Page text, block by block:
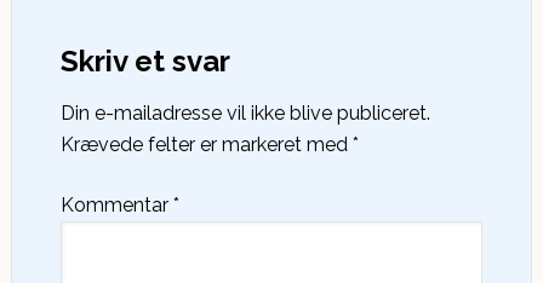
Skriv et svar
Din e-mailadresse vil ikke blive publiceret.
Krævede felter er markeret med *
Kommentar *